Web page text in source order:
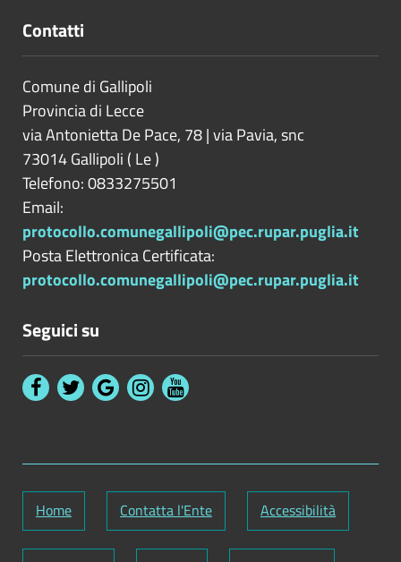
Contatti
Comune di Gallipoli
Provincia di Lecce
via Antonietta De Pace, 78 | via Pavia, snc
73014Gallipoli ( Le)
Telefono: 0833275501
Email:
protocollo.comunegallipoli@pec.rupar.puglia.it
Posta Elettronica Certificata:
protocollo.comunegallipoli@pec.rupar.puglia.it
Seguici su
Home Contatta l'Ente Accessibilità